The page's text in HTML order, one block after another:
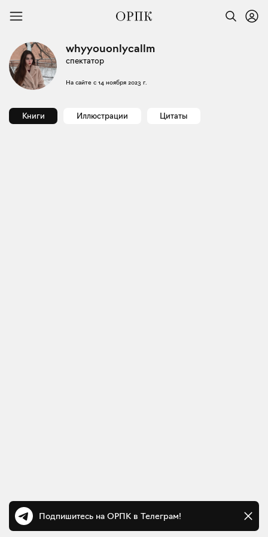
whyyouonlycallm
спектатор
На сайте с 14 ноября 2023 г.
Книги Иллюстрации Цитаты
Подпишитесь на ОРПК в Телеграм!